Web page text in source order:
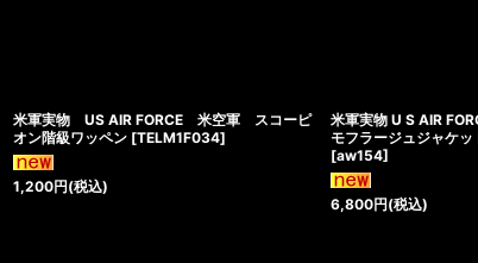
米軍実物 US AIR FORCE 米空軍 スコーピ
オン階級ワッペン [TELM1F034]
1,200円(税込)
米軍実物 U S AIR
モフラージュジャケ
[aw154]
6,800円(税込)